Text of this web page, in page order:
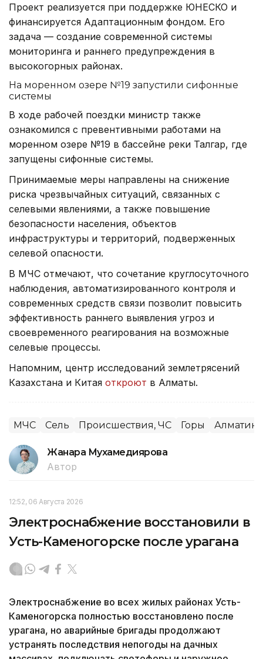
Проект реализуется при поддержке ЮНЕСКО и
финансируется Адаптационным фондом. Его
задача — создание современной системы
мониторинга и раннего предупреждения в
высокогорных районах.
На моренном озере №19 запустили сифонные
системы
В ходе рабочей поездки министр также
ознакомился с превентивными работами на
моренном озере №19 в бассейне реки Талгар, где
запущены сифонные системы.
Принимаемые меры направлены на снижение
риска чрезвычайных ситуаций, связанных с
селевыми явлениями, а также повышение
безопасности населения, объектов
инфраструктуры и территорий, подверженных
селевой опасности.
В МЧС отмечают, что сочетание круглосуточного
наблюдения, автоматизированного контроля и
современных средств связи позволит повысить
эффективность раннего выявления угроз и
своевременного реагирования на возможные
селевые процессы.
Напомним, центр исследований землетрясений
Казахстана и Китая откроют в Алматы.
МЧС Сель Происшествия, ЧС Горы
Жанара Мухамедиярова
Автор
12:52, 06 Августа 2026
Электроснабжение восстановили в
Усть-Каменогорске после урагана
Электроснабжение во всех жилых районах Усть-
Каменогорска полностью восстановлено после
урагана, но аварийные бригады продолжают
устранять последствия непогоды на дачных